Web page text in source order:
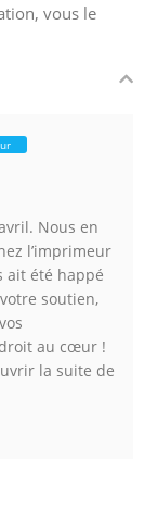
vous le
Nous en
l’imprimeur
ait été happé
soutien,
au cœur !
la suite de